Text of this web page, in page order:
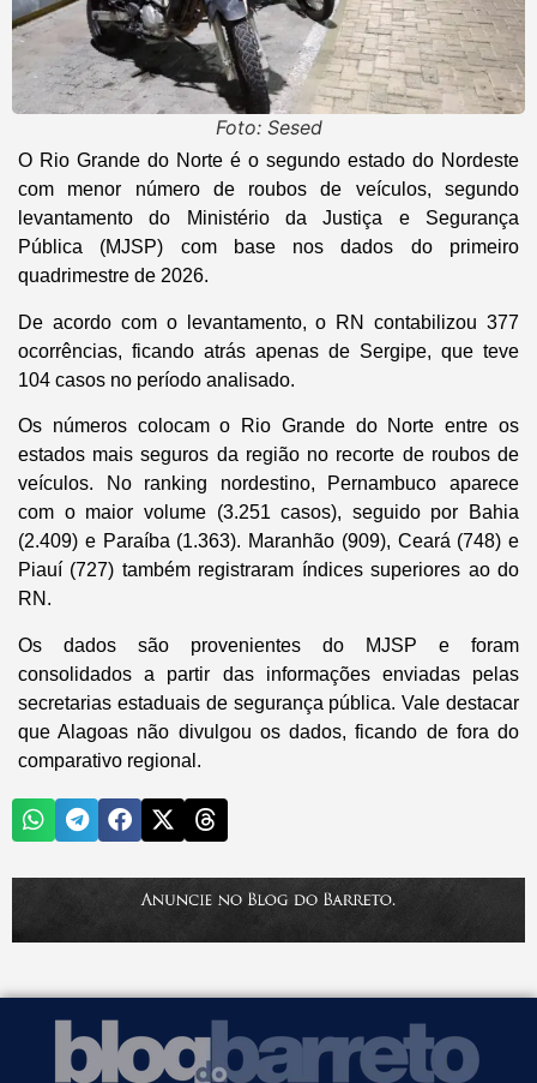
Foto: Sesed
O Rio Grande do Norte é o segundo estado do Nordeste
com menor número de roubos de veículos, segundo
levantamento do Ministério da Justiça e Segurança
Pública (MJSP) com base nos dados do primeiro
quadrimestre de 2026.
De acordo com o levantamento, o RN contabilizou 377
ocorrências, ficando atrás apenas de Sergipe, que teve
104 casos no período analisado.
Os números colocam o Rio Grande do Norte entre os
estados mais seguros da região no recorte de roubos de
veículos. No ranking nordestino, Pernambuco aparece
com o maior volume (3.251 casos), seguido por Bahia
(2.409) e Paraíba (1.363). Maranhão (909), Ceará (748) e
Piauí (727) também registraram índices superiores ao do
RN.
Os dados são provenientes do MJSP e foram
consolidados a partir das informações enviadas pelas
secretarias estaduais de segurança pública. Vale destacar
que Alagoas não divulgou os dados, ficando de fora do
comparativo regional.